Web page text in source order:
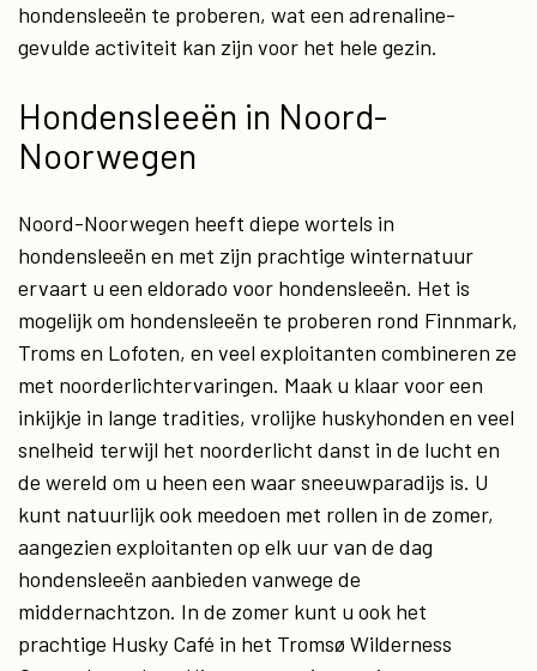
hondensleeën te proberen, wat een adrenaline-
gevulde activiteit kan zijn voor het hele gezin.
Hondensleeën in Noord-
Noorwegen
Noord-Noorwegen heeft diepe wortels in
hondensleeën en met zijn prachtige winternatuur
ervaart u een eldorado voor hondensleeën. Het is
mogelijk om hondensleeën te proberen rond Finnmark,
Troms en Lofoten, en veel exploitanten combineren ze
met noorderlichtervaringen. Maak u klaar voor een
inkijkje in lange tradities, vrolijke huskyhonden en veel
snelheid terwijl het noorderlicht danst in de lucht en
de wereld om u heen een waar sneeuwparadijs is. U
kunt natuurlijk ook meedoen met rollen in de zomer,
aangezien exploitanten op elk uur van de dag
hondensleeën aanbieden vanwege de
middernachtzon. In de zomer kunt u ook het
prachtige Husky Café in het Tromsø Wilderness